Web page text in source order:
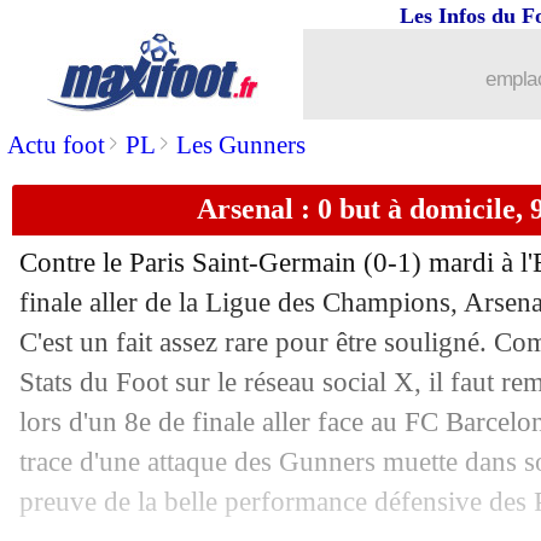
Actu foot> PL > Les Gunners
Les Infos du
Arsenal : 0 but à domicile,
Contre le Paris Saint-Germain (0-1) mardi à
finale aller de la Ligue des Champions,
C'est un fait assez rare pour être souligné.
Stats du Foot sur le réseau social X, il faut
lors d'un 8e de finale aller face au FC
trace d'une attaque des Gunners muette dans
preuve de la belle performance défensive des
Arsenal : Rooney déçu par l'Emirates
30/04 Médias: DAZN dira stop en fin de
30/04 Arsenal: Arteta dégoûté par
30/04 PSG: Govou répond aux critiques
30/04 PSG: Lizarazu et le rôle de
Lens : changement d'équipementier
30/04 PSG: Dembélé dépasse Mbappé sur
30/04 PSG: nouveau record à l'extérieur